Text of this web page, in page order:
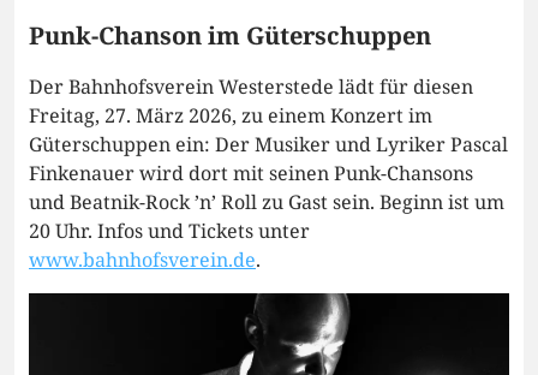
Punk-Chanson im Güterschuppen
Der Bahnhofsverein Westerstede lädt für diesen
Freitag, 27. März 2026, zu einem Konzert im
Güterschuppen ein: Der Musiker und Lyriker Pascal
Finkenauer wird dort mit seinen Punk-Chansons
und Beatnik-Rock ’n’ Roll zu Gast sein. Beginn ist um
20 Uhr. Infos und Tickets unter
www.bahnhofsverein.de.